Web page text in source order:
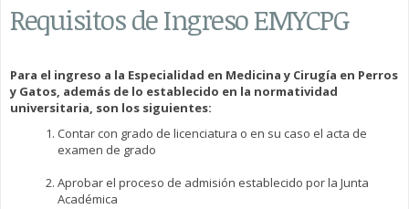
Requisitos de Ingreso EMYCPG
Para el ingreso a la Especialidad en Medicina y Cirugía en Perros
y Gatos, además de lo establecido en la normatividad
universitaria, son los siguientes:
Contar con grado de licenciatura o en su caso el acta de
examen de grado
Aprobar el proceso de admisión establecido por la Junta
Académica